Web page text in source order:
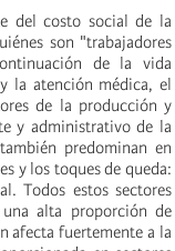
del costo social de la
son "trabajadores
de la vida
la atención médica, el
de la producción y
y administrativo de la
predominan en
y los toques de queda:
Todos estos sectores
alta proporción de
afecta fuertemente a la